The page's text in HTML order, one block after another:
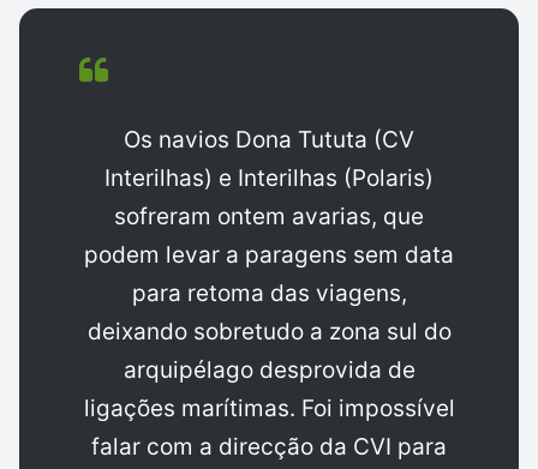
Os navios Dona Tututa (CV
Interilhas) e Interilhas (Polaris)
sofreram ontem avarias, que
podem levar a paragens sem data
para retoma das viagens,
deixando sobretudo a zona sul do
arquipélago desprovida de
ligações marítimas. Foi impossível
falar com a direcção da CVI para